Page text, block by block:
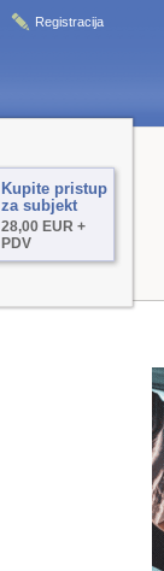
Registracija
Kupite pristup
za subjekt
28,00 EUR +
PDV